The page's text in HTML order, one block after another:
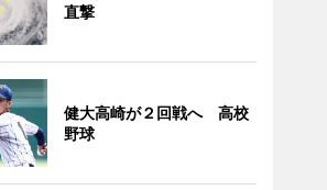
直撃
健大高崎が２回戦へ 高校
野球